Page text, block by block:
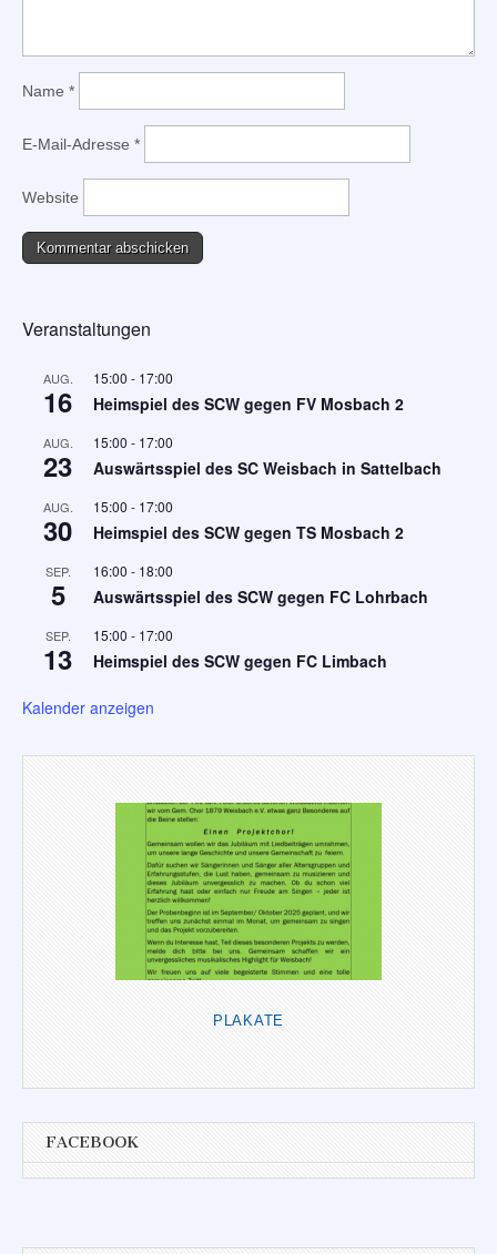
Name *
E-Mail-Adresse *
Website
Veranstaltungen
AUG.
16
15:00 - 17:00
Heimspiel des SCW gegen FV Mosbach 2
AUG.
23
15:00 - 17:00
Auswärtsspiel des SC Weisbach in Sattelbach
AUG.
30
15:00 - 17:00
Heimspiel des SCW gegen TS Mosbach 2
SEP.
5
16:00 - 18:00
Auswärtsspiel des SCW gegen FC Lohrbach
SEP.
13
15:00 - 17:00
Heimspiel des SCW gegen FC Limbach
Kalender anzeigen
PLAKATE
FACEBOOK